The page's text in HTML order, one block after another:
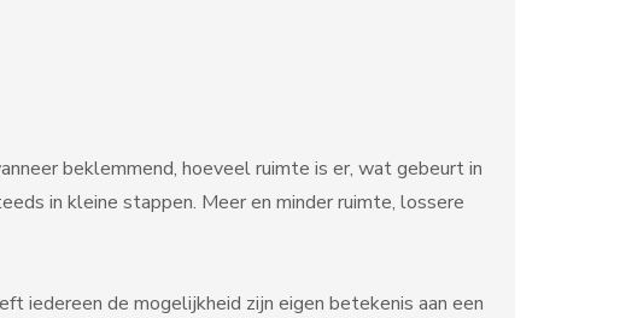
beklemmend, hoeveel ruimte is er, wat gebeurt in
in kleine stappen. Meer en minder ruimte, lossere
iedereen de mogelijkheid zijn eigen betekenis aan een